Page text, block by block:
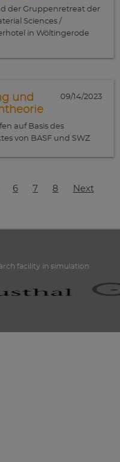
der Gruppenretreat der
Sciences /
in Wöltingerode
09/14/2023
und
auf Basis des
von BASF und SWZ
6 7 8 Next
facility in simulation